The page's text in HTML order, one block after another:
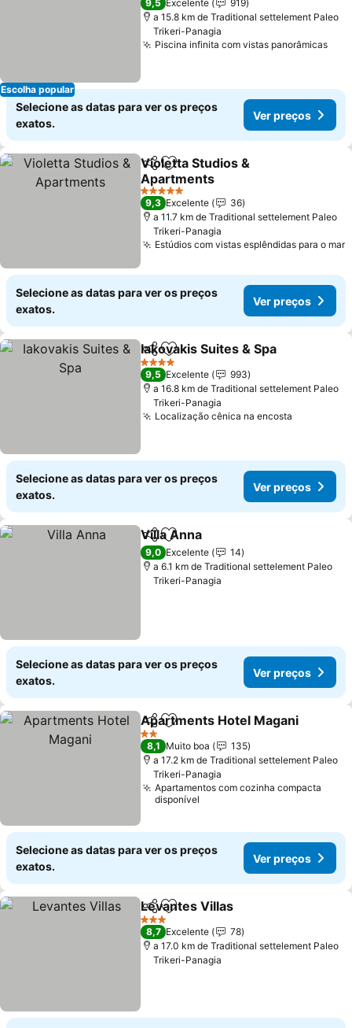
Escolha popular
9,5 Excelente
919
a 15.8 km de Traditional settelement Paleo
Trikeri-Panagia
Piscina infinita com vistas panorâmicas
Selecione as datas para ver os preços
exatos.
Ver preços
PartilharAdicionar aos favoritos
Violetta Studios &
Apartments
5 Estrelas
9,3 Excelente
36
a 11.7 km de Traditional settelement Paleo
Trikeri-Panagia
Estúdios com vistas esplêndidas para o mar
Selecione as datas para ver os preços
exatos.
Ver preços
PartilharAdicionar aos favoritos
Iakovakis Suites & Spa
4 Estrelas
9,5 Excelente
993
a 16.8 km de Traditional settelement Paleo
Trikeri-Panagia
Localização cênica na encosta
Selecione as datas para ver os preços
exatos.
Ver preços
PartilharAdicionar aos favoritos
Villa Anna
9,0 Excelente
14
a 6.1 km de Traditional settelement Paleo
Trikeri-Panagia
Selecione as datas para ver os preços
exatos.
Ver preços
PartilharAdicionar aos favoritos
Apartments Hotel Magani
2 Estrelas
8,1 Muito boa
135
a 17.2 km de Traditional settelement Paleo
Trikeri-Panagia
Apartamentos com cozinha compacta
disponível
Selecione as datas para ver os preços
exatos.
Ver preços
PartilharAdicionar aos favoritos
Levantes Villas
3 Estrelas
8,7 Excelente
78
a 17.0 km de Traditional settelement Paleo
Trikeri-Panagia